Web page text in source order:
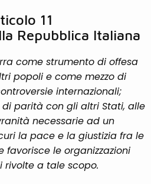
11
Repubblica Italiana
come strumento di offesa
popoli e come mezzo di
internazionali;
parità con gli altri Stati, alle
necessarie ad un
la pace e la giustizia fra le
favorisce le organizzazioni
rivolte a tale scopo.